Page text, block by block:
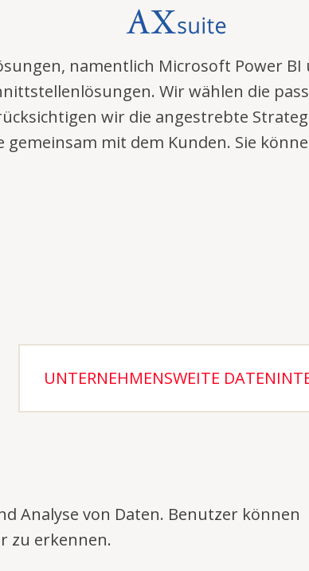
namentlich Microsoft Power BI
Wir wählen die
wir die angestrebte
mit dem Kunden. Sie
UNTERNEHMENSWEITE
Analyse von Daten. Benutzer können
zu erkennen.